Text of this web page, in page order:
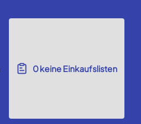
0keine Einkaufslisten